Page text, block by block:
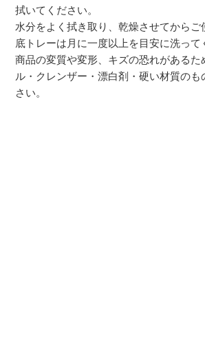
拭いてください。
水分をよく拭き取り、乾燥させてからご
底トレーは月に一度以上を目安に洗って
商品の変質や変形、キズの恐れがあるた
ル・クレンザー・漂白剤・硬い材質の
さい。